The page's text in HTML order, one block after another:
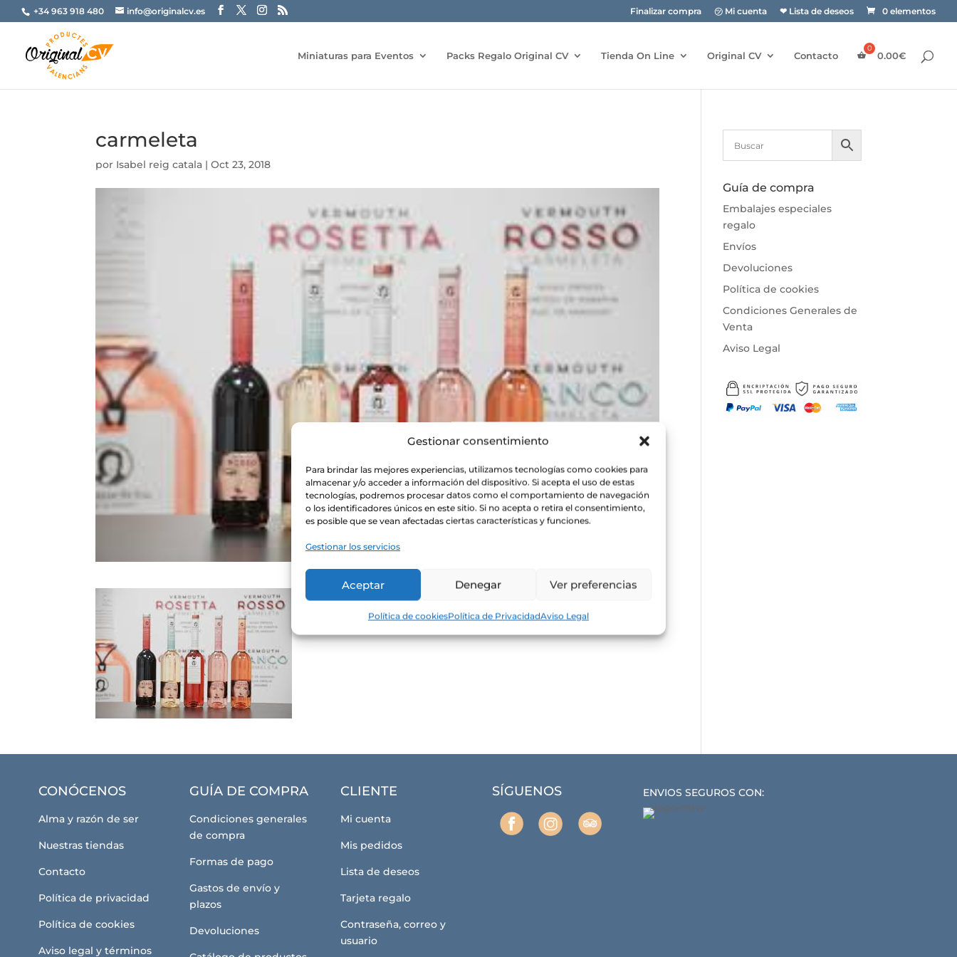
Gestionar consentimiento
Para brindar las mejores experiencias, utilizamos tecnologías como cookies para
almacenar y/o acceder a información del dispositivo. Si acepta el uso de estas
tecnologías, podremos procesar datos como el comportamiento de navegación
o los identificadores únicos en este sitio. Si no acepta o retira el consentimiento,
es posible que se vean afectadas ciertas características y funciones.
Gestionar los servicios
Aceptar Denegar Ver preferencias
Política de cookiesPolítica de PrivacidadAviso Legal
+34 963 918 480 info@originalcv.es Finalizar compra ㋡ Mi cuenta ❤ Lista de deseos 0 elementos
Miniaturas para Eventos Packs Regalo Original CV Tienda On Line Original CV Contacto 0.00€
carmeleta
por Isabel reig catala |Oct 23, 2018
Guía de compra
Embalajes especiales
regalo
Envíos
Devoluciones
Política de cookies
Condiciones Generales de
Venta
Aviso Legal
CONÓCENOS
Alma y razón de ser
Nuestras tiendas
Contacto
Política de privacidad
Política de cookies
Aviso legal y términos
GUÍA DE COMPRA
Condiciones generales
de compra
Formas de pago
Gastos de envío y
plazos
Devoluciones
CLIENTE
Mi cuenta
Mis pedidos
Lista de deseos
Tarjeta regalo
Contraseña, correo y
usuario
SÍGUENOS ENVIOS SEGUROS CON: